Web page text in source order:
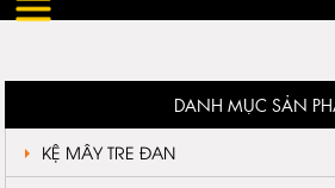
DANH MỤC SẢN
KỆ MÂY TRE ĐAN